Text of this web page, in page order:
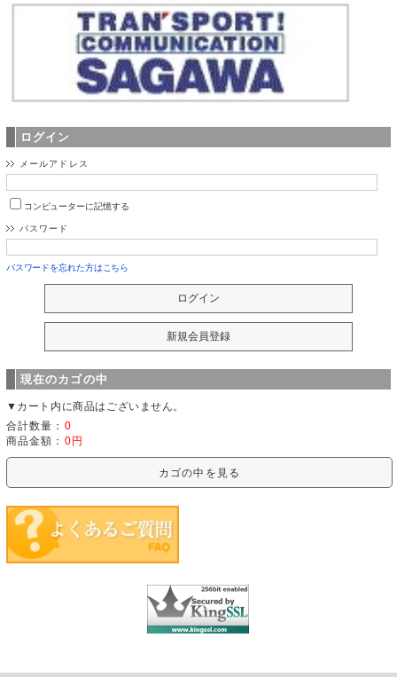
ログイン
メールアドレス
コンピューターに記憶する
パスワード
パスワードを忘れた方はこちら
現在のカゴの中
▼カート内に商品はございません。
合計数量： 0
商品金額： 0円
カゴの中を見る